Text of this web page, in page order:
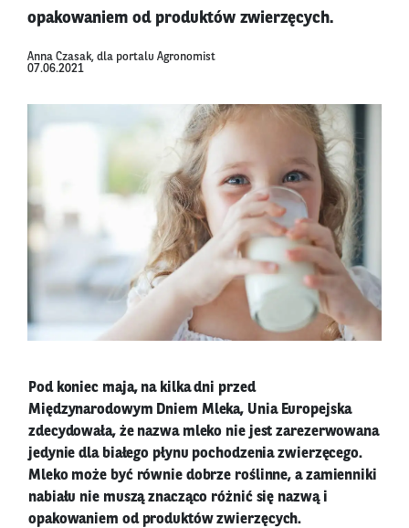
opakowaniem od produktów zwierzęcych.
Anna Czasak, dla portalu Agronomist
07.06.2021
Pod koniec maja, na kilka dni przed
Międzynarodowym Dniem Mleka, Unia Europejska
zdecydowała, że nazwa mleko nie jest zarezerwowana
jedynie dla białego płynu pochodzenia zwierzęcego.
Mleko może być równie dobrze roślinne, a zamienniki
nabiału nie muszą znacząco różnić się nazwą i
opakowaniem od produktów zwierzęcych.